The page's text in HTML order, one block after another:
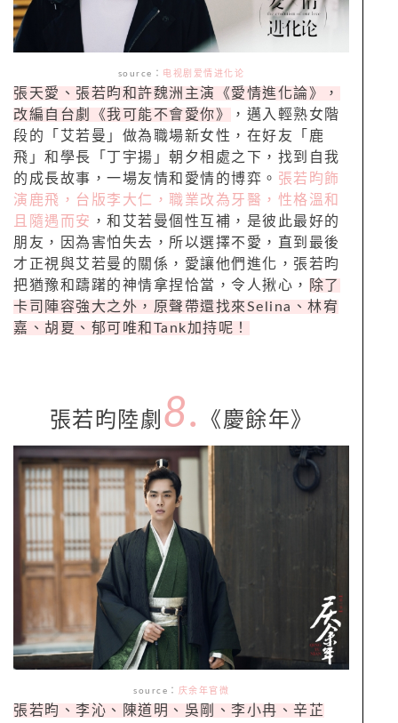
source ： 电视剧爱情进化论
張天愛、張若昀和許魏洲主演《愛情進化論》，
改編自台劇《我可能不會愛你》
，邁入輕熟女階
段的「艾若曼」做為職場新女性，在好友「鹿
飛」和學長「丁宇揚」朝夕相處之下，找到自我
的成長故事，一場友情和愛情的博弈。 張若昀飾
演鹿飛，台版李大仁，職業改為牙醫，性格溫和
且隨遇而安 ，和艾若曼個性互補，是彼此最好的
朋友，因為害怕失去，所以選擇不愛，直到最後
才正視與艾若曼的關係，愛讓他們進化，張若昀
把猶豫和躊躇的神情拿捏恰當，令人揪心，
除了
卡司陣容強大之外，原聲帶還找來Selina 、林宥
嘉、胡夏、郁可唯和 Tank加持呢！
張若昀陸劇 8. 《慶餘年》
source ： 庆余年官微
張若昀、李沁、陳道明、吳剛、李小冉、辛芷